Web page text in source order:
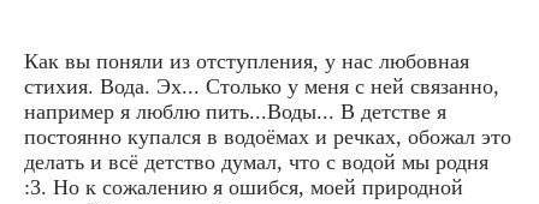
Как вы поняли из отступления, у нас любовная
стихия. Вода. Эх... Столько у меня с ней связанно,
например я люблю пить...Воды... В детстве я
постоянно купался в водоёмах и речках, обожал это
делать и всё детство думал, что с водой мы родня
:3. Но к сожалению я ошибся, моей природной